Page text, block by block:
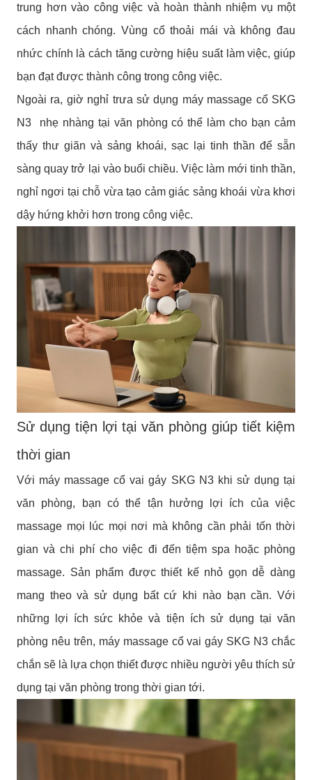
trung hơn vào công việc và hoàn thành nhiệm vụ một
cách nhanh chóng. Vùng cổ thoải mái và không đau
nhức chính là cách tăng cường hiệu suất làm việc, giúp
bạn đạt được thành công trong công việc.
Ngoài ra, giờ nghỉ trưa sử dụng máy massage cổ SKG
N3 nhẹ nhàng tại văn phòng có thể làm cho bạn cảm
thấy thư giãn và sảng khoái, sạc lại tinh thần để sẵn
sàng quay trở lại vào buổi chiều. Việc làm mới tinh thần,
nghỉ ngơi tại chỗ vừa tạo cảm giác sảng khoái vừa khơi
dậy hứng khởi hơn trong công việc.
Sử dụng tiện lợi tại văn phòng giúp tiết kiệm
thời gian
Với máy massage cổ vai gáy SKG N3 khi sử dụng tại
văn phòng, bạn có thể tận hưởng lợi ích của việc
massage mọi lúc mọi nơi mà không cần phải tốn thời
gian và chi phí cho việc đi đến tiệm spa hoặc phòng
massage. Sản phẩm được thiết kế nhỏ gọn dễ dàng
mang theo và sử dụng bất cứ khi nào bạn cần. Với
những lợi ích sức khỏe và tiện ích sử dụng tại văn
phòng nêu trên, máy massage cổ vai gáy SKG N3 chắc
chắn sẽ là lựa chọn thiết được nhiều người yêu thích sử
dụng tại văn phòng trong thời gian tới.